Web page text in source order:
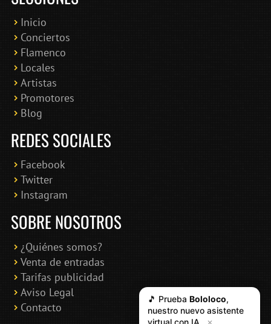
Inicio
Conciertos
Flamenco
Locales
Artistas
Promotores
Blog
REDES SOCIALES
Facebook
Twitter
Instagram
SOBRE NOSOTROS
¿Quiénes somos?
Venta de entradas
Tarifas publicidad
Aviso Legal
Contacto
🎵 Prueba Bololoco,
nuestro nuevo asistente
virtual con IA